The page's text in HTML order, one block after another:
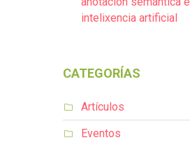
intelixencia artificial
CATEGORÍAS
Artículos
Eventos